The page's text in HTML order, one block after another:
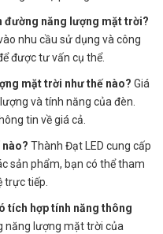
đường năng lượng mặt trời?
nhu cầu sử dụng và công
được tư vấn cụ thể.
mặt trời như thế nào? Giá
và tính năng của đèn.
tin về giá cả.
nào? Thành Đạt LED cung cấp
sản phẩm, bạn có thể tham
trực tiếp.
tích hợp tính năng thông
năng lượng mặt trời của